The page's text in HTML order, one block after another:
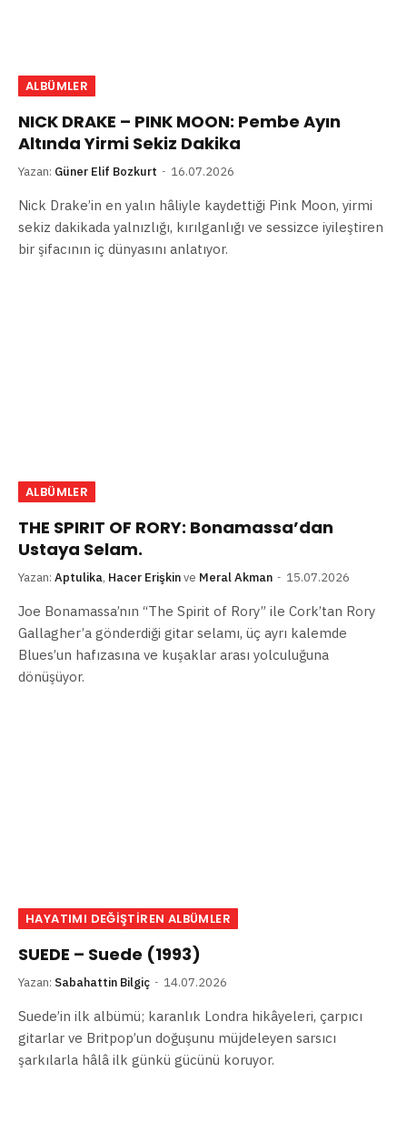
ALBÜMLER
NICK DRAKE – PINK MOON: Pembe Ayın
Altında Yirmi Sekiz Dakika
Yazan: Güner Elif Bozkurt 16.07.2026
Nick Drake’in en yalın hâliyle kaydettiği Pink Moon, yirmi
sekiz dakikada yalnızlığı, kırılganlığı ve sessizce iyileştiren
bir şifacının iç dünyasını anlatıyor.
ALBÜMLER
THE SPIRIT OF RORY: Bonamassa’dan
Ustaya Selam.
Yazan: Aptulika, Hacer Erişkinve Meral Akman 15.07.2026
Joe Bonamassa’nın “The Spirit of Rory” ile Cork’tan Rory
Gallagher’a gönderdiği gitar selamı, üç ayrı kalemde
Blues’un hafızasına ve kuşaklar arası yolculuğuna
dönüşüyor.
HAYATIMI DEĞIŞTIREN ALBÜMLER
SUEDE – Suede (1993)
Yazan: Sabahattin Bilgiç 14.07.2026
Suede’in ilk albümü; karanlık Londra hikâyeleri, çarpıcı
gitarlar ve Britpop’un doğuşunu müjdeleyen sarsıcı
şarkılarla hâlâ ilk günkü gücünü koruyor.